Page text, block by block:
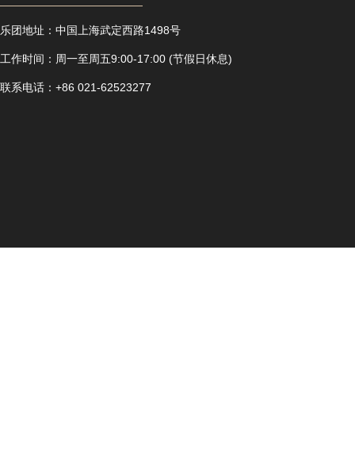
乐团地址： 中国上海武定西路1498号
工作时间： 周一至周五9:00-17:00 (节假日休息)
联系电话： +86 021-62523277